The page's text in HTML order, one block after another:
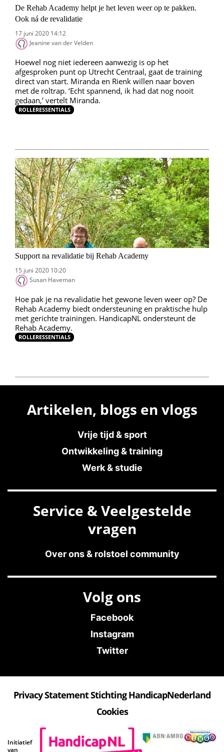
De Rehab Academy helpt je het leven weer op te pakken.
Ook ná de revalidatie
17 juni 2020 14:12
Jeanine van der Velden
Hoewel nog niet iedereen aanwezig is op het
afgesproken punt op Utrecht Centraal, gaat de training
direct van start. Miranda en Rienk willen naar boven
met de roltrap. ‘Echt spannend, ik had dat nog nooit
gedaan,’ vertelt Miranda.
ROLLERESSENTIALS
Support na revalidatie bij Rehab Academy
15 juni 2020 10:20
Susan Haveman
Hoe pak je na revalidatie het gewone leven weer op? De
Rehab Academy biedt ondersteuning en praktische hulp
met gerichte trainingen. HandicapNL ondersteunt de
Rehab Academy.
ROLLERESSENTIALS
Artikelen, blogs en vlogs
Vrije tijd & sport
Ontwikkeling & training
Werk & studie
Service & Veelgestelde
vragen
Over ons & rolstoel community
Volg ons
Facebook
Instagram
Twitter
Privacy Statement Stichting HandicapNederland
Cookies
Initiatief
van